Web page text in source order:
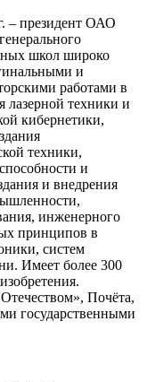
– президент ОАО
школ широко
и
работами в
лазерной техники и
кибернетики,
техники,
и
и внедрения
инженерного
принципов в
систем
Имеет более 300
Почёта,
государственными